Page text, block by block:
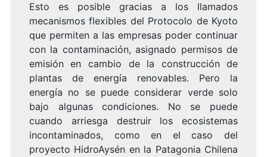
Esto es posible gracias a los llamados
mecanismos flexibles del Protocolo de Kyoto
que permiten a las empresas poder continuar
con la contaminación, asignado permisos de
emisión en cambio de la construcción de
plantas de energía renovables. Pero la
energía no se puede considerar verde solo
bajo algunas condiciones. No se puede
cuando arriesga destruir los ecosistemas
incontaminados, como en el caso del
proyecto HidroAysén en la Patagonia Chilena